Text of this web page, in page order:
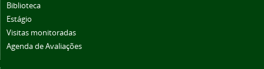
Biblioteca
Estágio
Visitas monitoradas
Agenda de Avaliações